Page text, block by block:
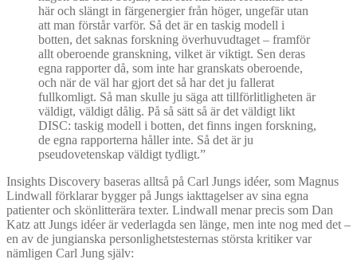
här och slängt in färgenergier från höger, ungefär utan
att man förstår varför. Så det är en taskig modell i
botten, det saknas forskning överhuvudtaget – framför
allt oberoende granskning, vilket är viktigt. Sen deras
egna rapporter då, som inte har granskats oberoende,
och när de väl har gjort det så har det ju fallerat
fullkomligt. Så man skulle ju säga att tillförlitligheten är
väldigt, väldigt dålig. På så sätt så är det väldigt likt
DISC: taskig modell i botten, det finns ingen forskning,
de egna rapporterna håller inte. Så det är ju
pseudovetenskap väldigt tydligt.”
Insights Discovery baseras alltså på Carl Jungs idéer, som Magnus
Lindwall förklarar bygger på Jungs iakttagelser av sina egna
patienter och skönlitterära texter. Lindwall menar precis som Dan
Katz att Jungs idéer är vederlagda sen länge, men inte nog med det –
en av de jungianska personlighetstesternas största kritiker var
nämligen Carl Jung själv: